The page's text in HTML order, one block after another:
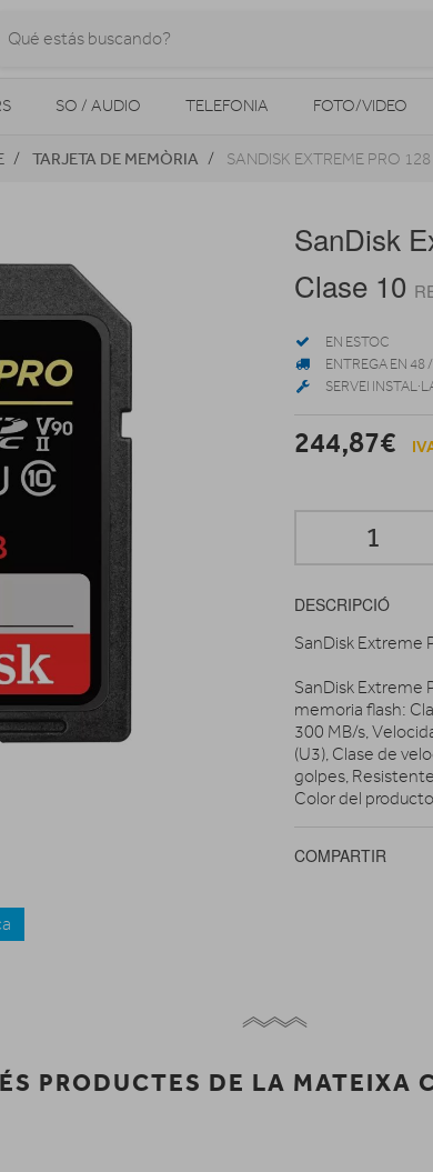
SO / AUDIO TELEFONIA FOTO/VIDEO
MOBILITAT URBANA NAVEGADORS GPS
TARJETA DE MEMÒRIA SANDISK EXTREME PRO
SanDisk
Clase 10
EN ESTOC
ENTREGA EN 48
SERVEI
244,87€
DESCRIPCIÓ
SanDisk Extreme
SanDisk Extreme
memoria flash:
300 MB/s,
(U3), Clase de
golpes,
Color del
COMPARTIR
PRODUCTES DE LA MATEIXA